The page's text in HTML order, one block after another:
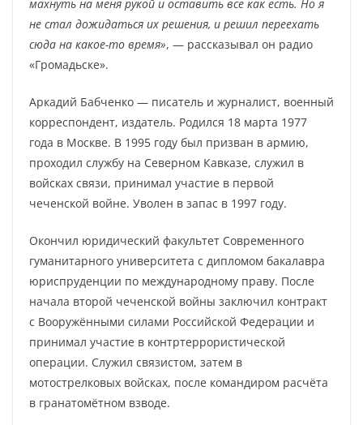
махнуть на меня рукой и оставить все как есть. Но я
не стал дожидаться их решения, и решил переехать
сюда на какое-то время», — рассказывал он радио
«Громадьске».
Аркадий Бабченко — писатель и журналист, военный
корреспондент, издатель. Родился 18 марта 1977
года в Москве. В 1995 году был призван в армию,
проходил службу на Северном Кавказе, служил в
войсках связи, принимал участие в первой
чеченской войне. Уволен в запас в 1997 году.
Окончил юридический факультет Современного
гуманитарного университета с дипломом бакалавра
юриспруденции по международному праву. После
начала второй чеченской войны заключил контракт
с Вооружёнными силами Российской Федерации и
принимал участие в контртеррористической
операции. Служил связистом, затем в
мотострелковых войсках, после командиром расчёта
в гранатомётном взводе.